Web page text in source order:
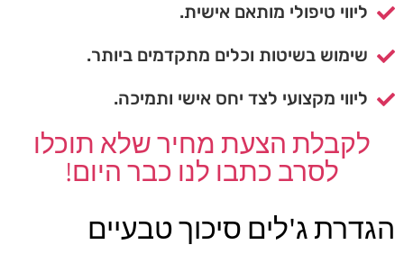
ליווי טיפולי מותאם אישית.
שימוש בשיטות וכלים מתקדמים ביותר.
ליווי מקצועי לצד יחס אישי ותמיכה.
לקבלת הצעת מחיר שלא תוכלו
לסרב כתבו לנו כבר היום!
הגדרת ג'לים סיכוך טבעיים